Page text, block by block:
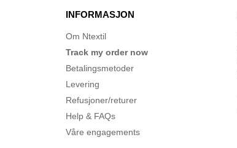
INFORMASJON
Om Ntextil
Track my order now
Betalingsmetoder
Levering
Refusjoner/returer
Help & FAQs
Våre engagements